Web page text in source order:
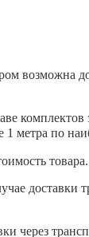
возможна
комплектов
1 метра по
товара.
доставки
через